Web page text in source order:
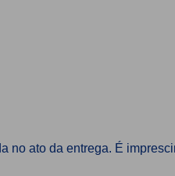
ato da entrega. É